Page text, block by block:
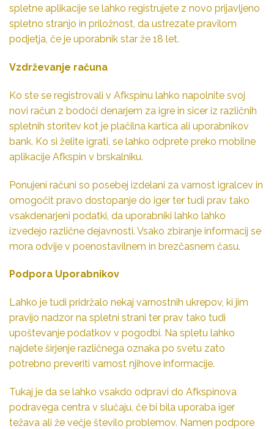
spletne aplikacije se lahko registrujete z novo prijavljeno
spletno stranjo in priložnost, da ustrezate pravilom
podjetja, če je uporabnik star že 18 let.
Vzdrževanje računa
Ko ste se registrovali v Afkspinu lahko napolnite svoj
novi račun z bodoči denarjem za igre in sicer iz različnih
spletnih storitev kot je plačilna kartica ali uporabnikov
bank. Ko si želite igrati, se lahko odprete preko mobilne
aplikacije Afkspin v brskalniku.
Ponujeni računi so posebej izdelani za varnost igralcev in
omogočit pravo dostopanje do iger ter tudi prav tako
vsakdenarjeni podatki, da uporabniki lahko lahko
izvedejo različne dejavnosti. Vsako zbiranje informacij se
mora odvije v poenostavilnem in brezčasnem času.
Podpora Uporabnikov
Lahko je tudi pridržalo nekaj varnostnih ukrepov, ki jim
pravijo nadzor na spletni strani ter prav tako tudi
upoštevanje podatkov v pogodbi. Na spletu lahko
najdete širjenje različnega oznaka po svetu zato
potrebno preveriti varnost njihove informacije.
Tukaj je da se lahko vsakdo odpravi do Afkspinova
podravega centra v slučaju, če bi bila uporaba iger
težava ali že večje število problemov. Namen podpore